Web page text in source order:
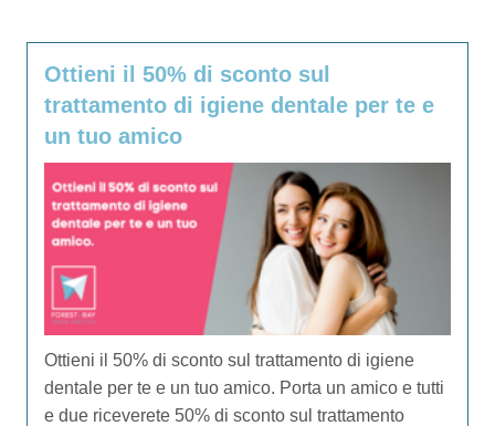
Ottieni il 50% di sconto sul
trattamento di igiene dentale per te e
un tuo amico
Ottieni il 50% di sconto sul trattamento di igiene
dentale per te e un tuo amico. Porta un amico e tutti
e due riceverete 50% di sconto sul trattamento